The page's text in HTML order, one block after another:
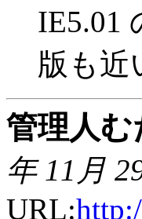
IE5.01
版も近
管理人む
年 11月
URL: